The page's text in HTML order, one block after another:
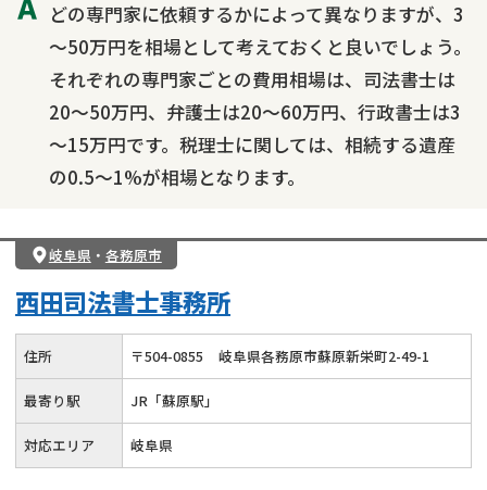
どの専門家に依頼するかによって異なりますが、3
～50万円を相場として考えておくと良いでしょう。
それぞれの専門家ごとの費用相場は、司法書士は
20～50万円、弁護士は20～60万円、行政書士は3
～15万円です。税理士に関しては、相続する遺産
の0.5～1%が相場となります。
岐阜県 ・ 各務原市
西田司法書士事務所
住所 〒504-0855 岐阜県各務原市蘇原新栄町2-49-1
最寄り駅 JR「蘇原駅」
対応エリア 岐阜県